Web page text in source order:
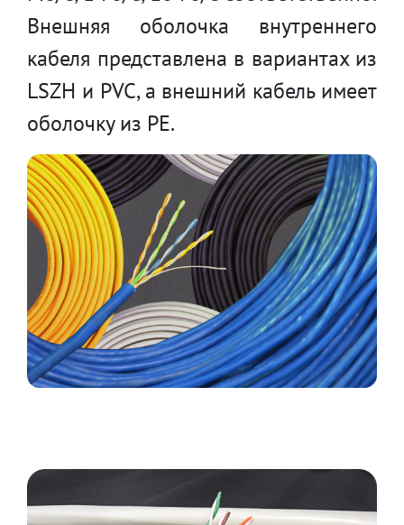
Внешняя оболочка внутреннего
кабеля представлена в вариантах из
LSZH и PVC, а внешний кабель имеет
оболочку из PE.